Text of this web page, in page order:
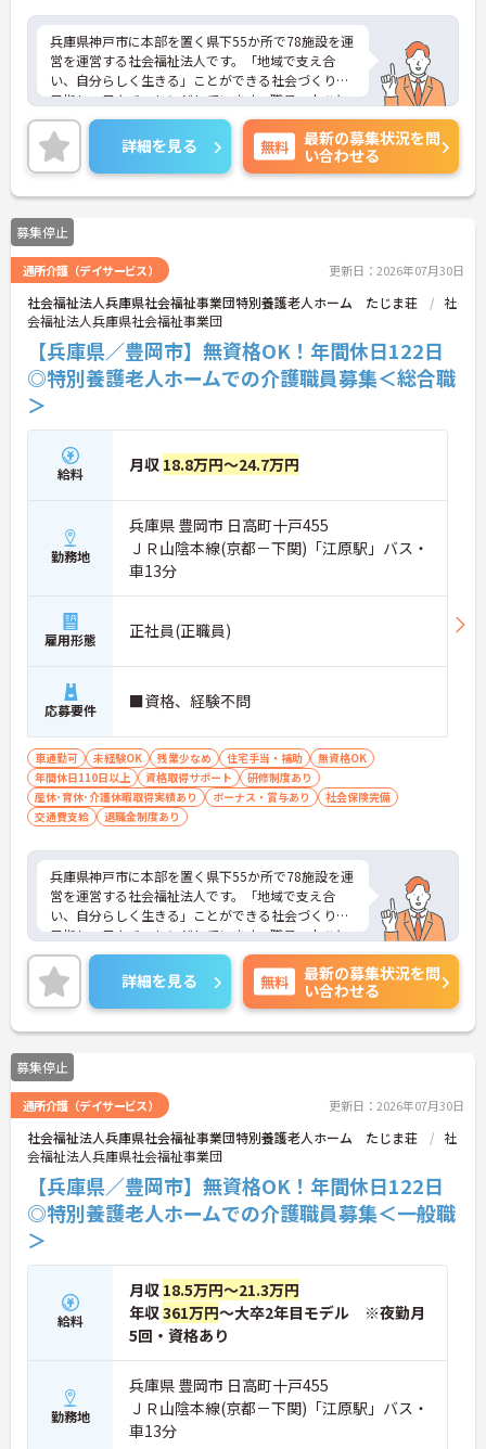
兵庫県神戸市に本部を置く県下55か所で78施設を運
営を運営する社会福祉法人です。「地域で支え合
い、自分らしく生きる」ことができる社会づくりを
目指し、日々チャレンジしています。職員一人ひと
りも職員が、その能力を発揮できるような職場環境
づくりにも注力し、研修や自己研鑽のバックアップ
を整え、また職種の垣根を超えたチームワークを大
切に活気ある職場づくりを行なっています。ご興味
のある方には、面接対策ポイントなど、さらに詳細
をお話ししますのでお気軽にご相談ください！
詳細を見る 無料
最新の募集状況を問
い合わせる
募集停止
通所介護（デイサービス） 更新日：2026年07月30日
社会福祉法人兵庫県社会福祉事業団特別養護老人ホーム たじま荘
社
会福祉法人兵庫県社会福祉事業団
【兵庫県／豊岡市】無資格OK！年間休日122日
◎特別養護老人ホームでの介護職員募集＜総合職
＞
給料 月収 18.8万円～24.7万円
勤務地
兵庫県 豊岡市 日高町十戸455
ＪＲ山陰本線(京都－下関)「江原駅」バス・
車13分
雇用形態 正社員(正職員)
応募要件 ■資格、経験不問
車通勤可 未経験OK 残業少なめ 住宅手当・補助
無資格OK
年間休日110日以上
資格取得サポート
研修制度あり
産休･育休･介護休暇取得実績あり
ボーナス・賞与あり
社会保険完備
交通費支給
退職金制度あり
兵庫県神戸市に本部を置く県下55か所で78施設を運
営を運営する社会福祉法人です。「地域で支え合
い、自分らしく生きる」ことができる社会づくりを
目指し、日々チャレンジしています。職員一人ひと
りも職員が、その能力を発揮できるような職場環境
づくりにも注力し、研修や自己研鑽のバックアップ
を整え、また職種の垣根を超えたチームワークを大
切に活気ある職場づくりを行なっています。ご興味
のある方には、面接対策ポイントなど、さらに詳細
をお話ししますのでお気軽にご相談ください！
詳細を見る 無料
最新の募集状況を問
い合わせる
募集停止
通所介護（デイサービス） 更新日：2026年07月30日
社会福祉法人兵庫県社会福祉事業団特別養護老人ホーム たじま荘
社
会福祉法人兵庫県社会福祉事業団
【兵庫県／豊岡市】無資格OK！年間休日122日
◎特別養護老人ホームでの介護職員募集＜一般職
＞
給料
月収 18.5万円～21.3万円
年収361万円～大卒2年目モデル ※夜勤月
5回・資格あり
勤務地
兵庫県 豊岡市 日高町十戸455
ＪＲ山陰本線(京都－下関)「江原駅」バス・
車13分